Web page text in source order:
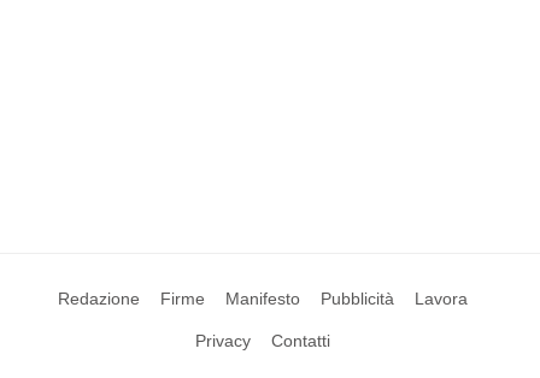
Redazione Firme Manifesto Pubblicità Lavora
Privacy Contatti